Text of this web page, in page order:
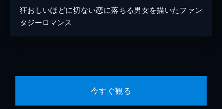
狂おしいほどに切ない恋に落ちる男女を描いたファン
タジーロマンス
今すぐ観る